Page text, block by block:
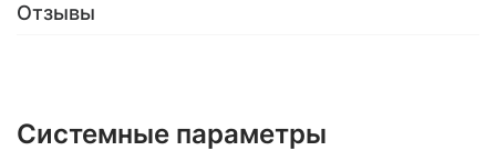
Отзывы
Системные параметры